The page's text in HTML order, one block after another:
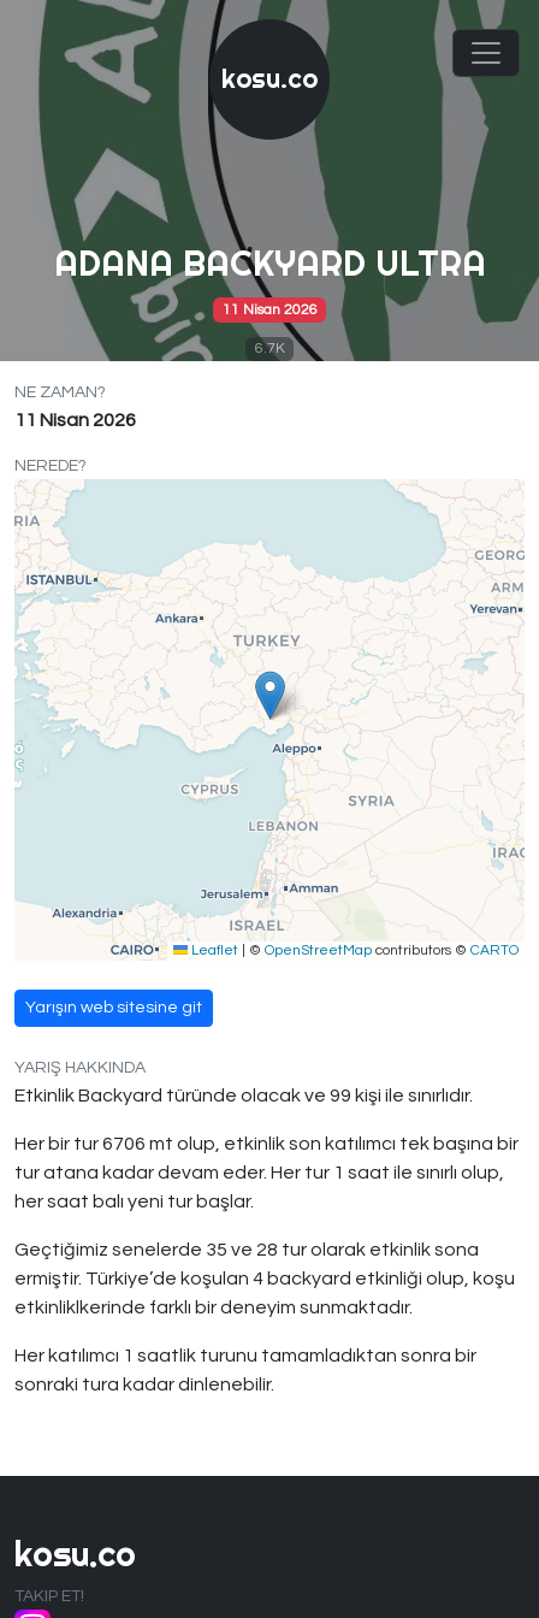
kosu.co
ADANA BACKYARD ULTRA
11 Nisan 2026
6.7K
NE ZAMAN?
11 Nisan 2026
NEREDE?
Leaflet © OpenStreetMap contributors © CARTO
Yarışın web sitesine git
YARIŞ HAKKINDA
Etkinlik Backyard türünde olacak ve 99 kişi ile sınırlıdır.
Her bir tur 6706 mt olup, etkinlik son katılımcı tek başına bir
tur atana kadar devam eder. Her tur 1 saat ile sınırlı olup,
her saat balı yeni tur başlar.
Geçtiğimiz senelerde 35 ve 28 tur olarak etkinlik sona
ermiştir. Türkiye’de koşulan 4 backyard etkinliği olup, koşu
etkinliklkerinde farklı bir deneyim sunmaktadır.
Her katılımcı 1 saatlik turunu tamamladıktan sonra bir
sonraki tura kadar dinlenebilir.
kosu.co
TAKIP ET!